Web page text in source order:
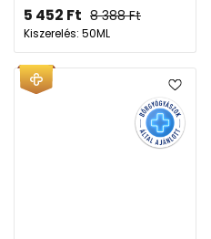
5 452 Ft 8 388Ft
Kiszerelés: 50ML